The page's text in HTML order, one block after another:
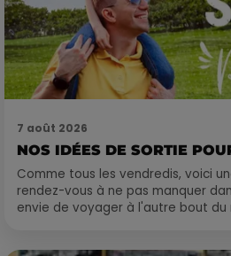
7 août 2026
NOS IDÉES DE SORTIE
Comme tous les vendredis, voici
rendez-vous à ne pas manquer
envie de voyager à l'autre bout du